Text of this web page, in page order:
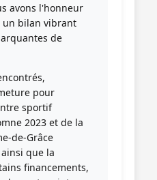
avons l'honneur
un bilan vibrant
de
pour
sportif
2023 et de la
de-Grâce
que la
financements,